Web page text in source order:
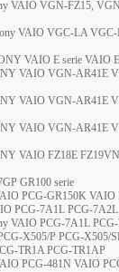
VAIO VGN-FZ15,
VAIO VGC-LA
VAIO E serie VAIO
VAIO VGN-AR41E
VAIO VGN-AR41E
VAIO VGN-AR41E
VAIO FZ18E
GR100 serie
PCG-GR150K VAIO
PCG-7A1L PCG-
VAIO PCG-7A1L
X505/P PCG-X505/
TR1A PCG-TR1AP
PCG-481N VAIO